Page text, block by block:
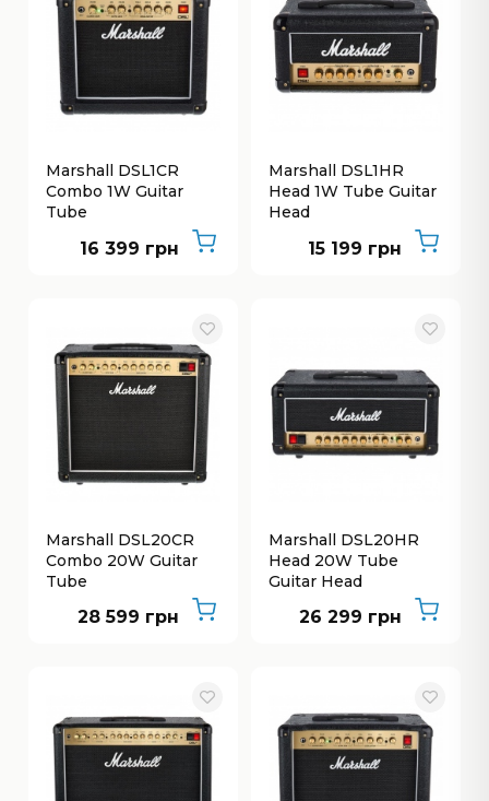
Marshall DSL1CR
Combo 1W Guitar
Tube
16 399 грн
Marshall DSL1HR
Head 1W Tube Guitar
Head
15 199 грн
Marshall DSL20CR
Combo 20W Guitar
Tube
28 599 грн
Marshall DSL20HR
Head 20W Tube
Guitar Head
26 299 грн